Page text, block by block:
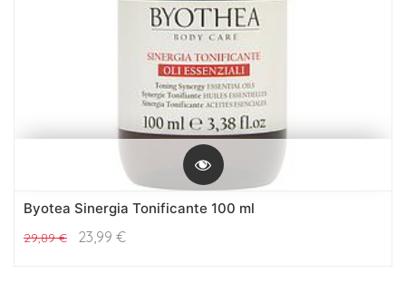
Byotea Sinergia Tonificante 100 ml
29,89€ 23,99 €